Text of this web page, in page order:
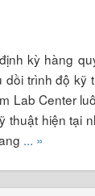
kỳ hàng
trình độ
Lab Center
thuật hiện tại
... »